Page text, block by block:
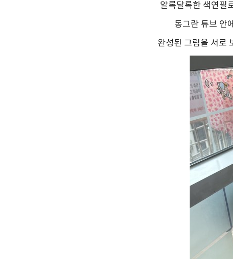
알록달록한 색연필
동그란 튜브 안
완성된 그림을 서로